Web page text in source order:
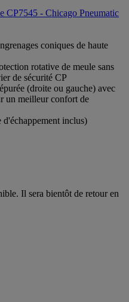
CP7545 - Chicago Pneumatic
coniques de haute
rotative de meule sans
de sécurité CP
(droite ou gauche) avec
un meilleur confort de
inclus)
Il sera bientôt de retour en